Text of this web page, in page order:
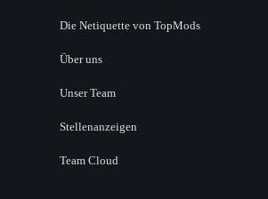
Die Netiquette von TopMods
Über uns
Unser Team
Stellenanzeigen
Team Cloud